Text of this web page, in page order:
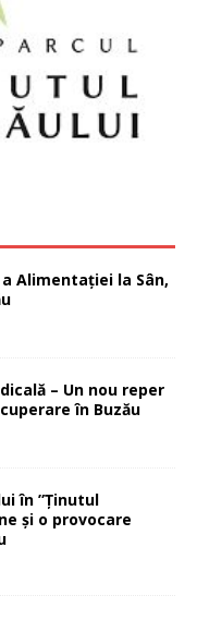
Alimentației la Sân,
– Un nou reper
în Buzău
în ”Ținutul
și o provocare